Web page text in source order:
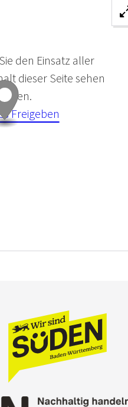
den Einsatz aller
dieser Seite sehen
Freigeben